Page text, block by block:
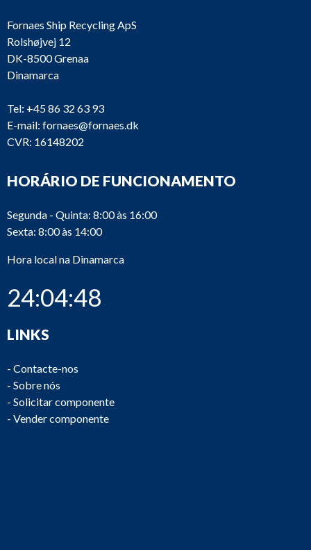
Fornaes Ship Recycling ApS
Rolshøjvej 12
DK-8500 Grenaa
Dinamarca
Tel: +45 86 32 63 93
E-mail: fornaes@fornaes.dk
CVR: 16148202
HORÁRIO DE FUNCIONAMENTO
Segunda - Quinta: 8:00 às 16:00
Sexta: 8:00 às 14:00
Hora local na Dinamarca
24:04:48
LINKS
- Contacte-nos
- Sobre nós
- Solicitar componente
- Vender componente